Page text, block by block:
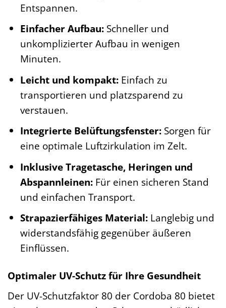
Entspannen.
Einfacher Aufbau:Schneller und
unkomplizierter Aufbau in wenigen
Minuten.
Leicht und kompakt:Einfach zu
transportieren und platzsparend zu
verstauen.
Integrierte Belüftungsfenster:Sorgen für
eine optimale Luftzirkulation im Zelt.
Inklusive Tragetasche, Heringen und
Abspannleinen:Für einen sicheren Stand
und einfachen Transport.
Strapazierfähiges Material:Langlebig und
widerstandsfähig gegenüber äußeren
Einflüssen.
Optimaler UV-Schutz für Ihre Gesundheit
Der UV-Schutzfaktor 80 der Cordoba 80 bietet